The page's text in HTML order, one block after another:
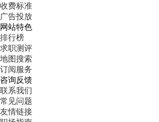
收费标准
广告投放
网站特色
排行榜
求职测评
地图搜索
订阅服务
咨询反馈
联系我们
常见问题
友情链接